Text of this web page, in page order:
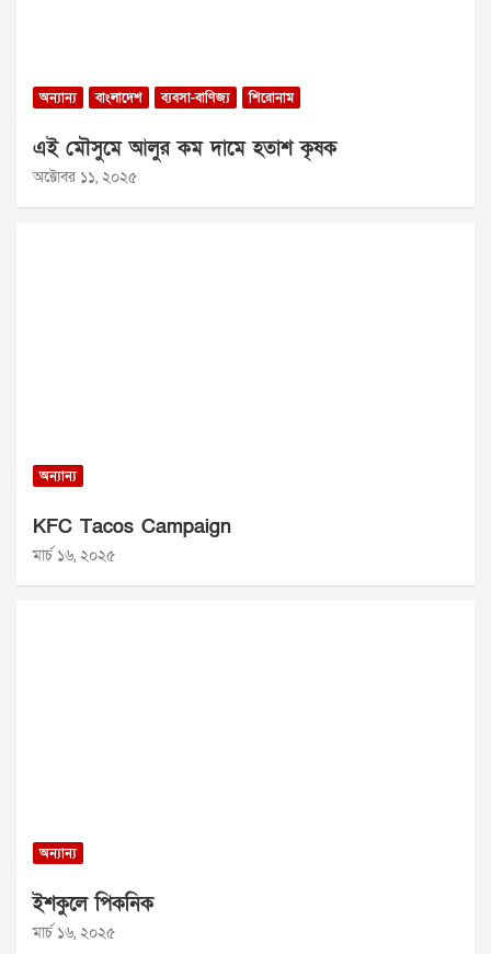
অন্যান্য বাংলাদেশ ব্যবসা-বাণিজ্য শিরোনাম
এই মৌসুমে আলুর কম দামে হতাশ কৃষক
অক্টোবর ১১, ২০২৫
অন্যান্য
KFC Tacos Campaign
মার্চ ১৬, ২০২৫
অন্যান্য
ইশকুলে পিকনিক
মার্চ ১৬, ২০২৫